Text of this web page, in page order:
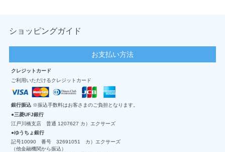
ショッピングガイド
お支払い方法
クレジットカード
ご利用いただけるクレジットカード
銀行振込 ※振込手数料はお客さまのご負担となります。
三菱UFJ銀行
江戸川橋支店 普通 1207627 カ）エクサーズ
ゆうちょ銀行
記号10090 番号 32691051 カ）エクサーズ
（他金融機関から振込）